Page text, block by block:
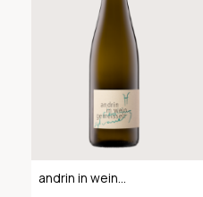
andrin in wein